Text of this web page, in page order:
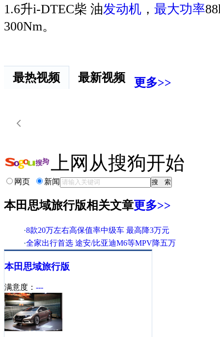
1.6升i-DTEC柴 油发动机 ， 最大功率
300Nm。
最热视频 最新视频 更多>>
上网从搜狗开始
网页 新闻
本田思域旅行版相关文章更多>>
·8款20万左右高保值率中级车 最高降3万元
·全家出行首选 途安/比亚迪M6等MPV降五万
·[郑州]东本新思铂睿优惠2万现金现车充足
·
·最高降4万 优惠比李颖芝叫价还狠的B级车
·[青岛]广本歌诗图最高优惠8万 店内现车
·歌诗图2.4L现金优惠1.5万元 现车供应足
·最高降3.8万 汉兰达/CR-V等日系SUV盘点
本田思域旅行版
满意度： ---